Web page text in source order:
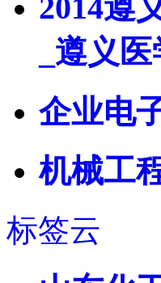
2014遵
_遵义
企业电
机械工
标签云